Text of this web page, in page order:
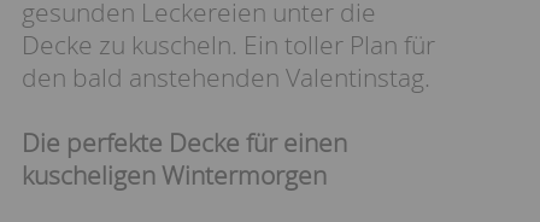
gesunden Leckereien unter die
Decke zu kuscheln. Ein toller Plan für
den bald anstehenden Valentinstag.
Die perfekte Decke für einen
kuscheligen Wintermorgen